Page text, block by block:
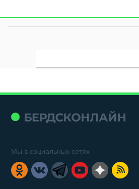
Мы в социальных сетях